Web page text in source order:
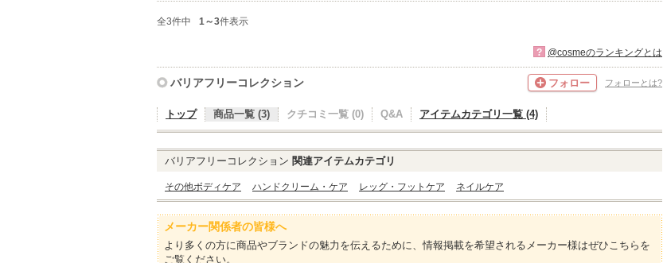
全3件中 1～3件表示
? @cosmeのランキングとは
バリアフリーコレクション フォロー フォローとは?
トップ 商品一覧 (3) クチコミ一覧 (0) Q&A アイテムカテゴリ一覧 (4)
バリアフリーコレクション 関連アイテムカテゴリ
その他ボディケア ハンドクリーム・ケア レッグ・フットケア ネイルケア
メーカー関係者の皆様へ
より多くの方に商品やブランドの魅力を伝えるために、情報掲載を希望されるメーカー様はぜひこちらを
ご覧ください。